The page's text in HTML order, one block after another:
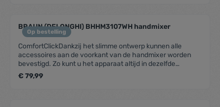
Op bestelling
BRAUN (DELONGHI) BHHM3107WH handmixer
ComfortClickDankzij het slimme ontwerp kunnen alle
accessoires aan de voorkant van de handmixer worden
bevestigd. Zo kunt u het apparaat altijd in dezelfde
comfortabele positie vasthouden bij het mixen, pureren en
in ruststand, ongeacht het accessoire dat u gebruikt. En
€ 79,99